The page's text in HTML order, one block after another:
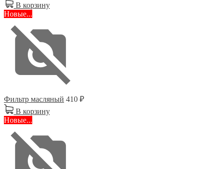
В корзину
Новые...
Фильтр масляный 410 ₽
В корзину
Новые...